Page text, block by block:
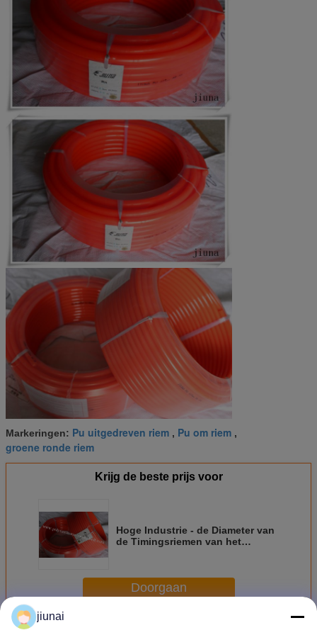
1.5-3%
Markeringen: Pu uitgedreven riem , Pu om riem ,
groene ronde riem
Krijg de beste prijs voor
Hoge Industrie - de Diameter van
de Timingsriemen van het
Doorgaan
MeerPolyurethaan om Riem
jiunai